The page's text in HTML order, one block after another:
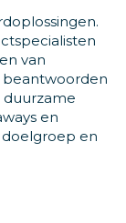
van
duurzame
en
doelgroep en